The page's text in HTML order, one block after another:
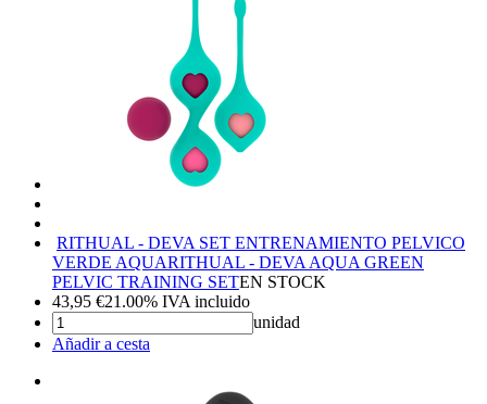
RITHUAL - DEVA SET ENTRENAMIENTO PELVICO
VERDE AQUARITHUAL - DEVA AQUA GREEN
PELVIC TRAINING SETEN STOCK
43,95 €21.00% IVA incluido
unidad
Añadir a cesta